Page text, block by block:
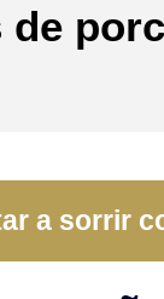
a sorrir